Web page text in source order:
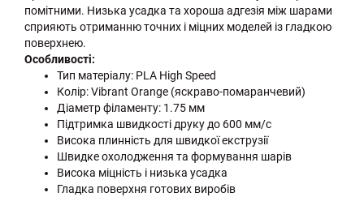
помітними. Низька усадка та хороша адгезія між шарами
сприяють отриманню точних і міцних моделей із гладкою
поверхнею.
Особливості:
Тип матеріалу: PLA High Speed
Колір: Vibrant Orange (яскраво-помаранчевий)
Діаметр філаменту: 1.75 мм
Підтримка швидкості друку до 600 мм/с
Висока плинність для швидкої екструзії
Швидке охолодження та формування шарів
Висока міцність і низька усадка
Гладка поверхня готових виробів